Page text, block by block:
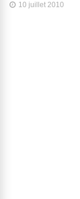
10 juillet 2010